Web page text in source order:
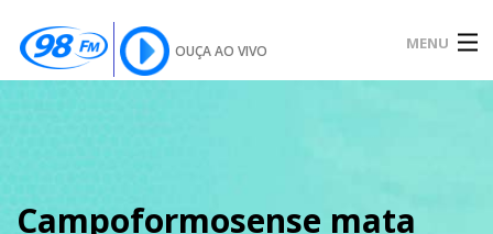
OUÇA AO VIVO MENU
SOBRE
Campoformosense mata